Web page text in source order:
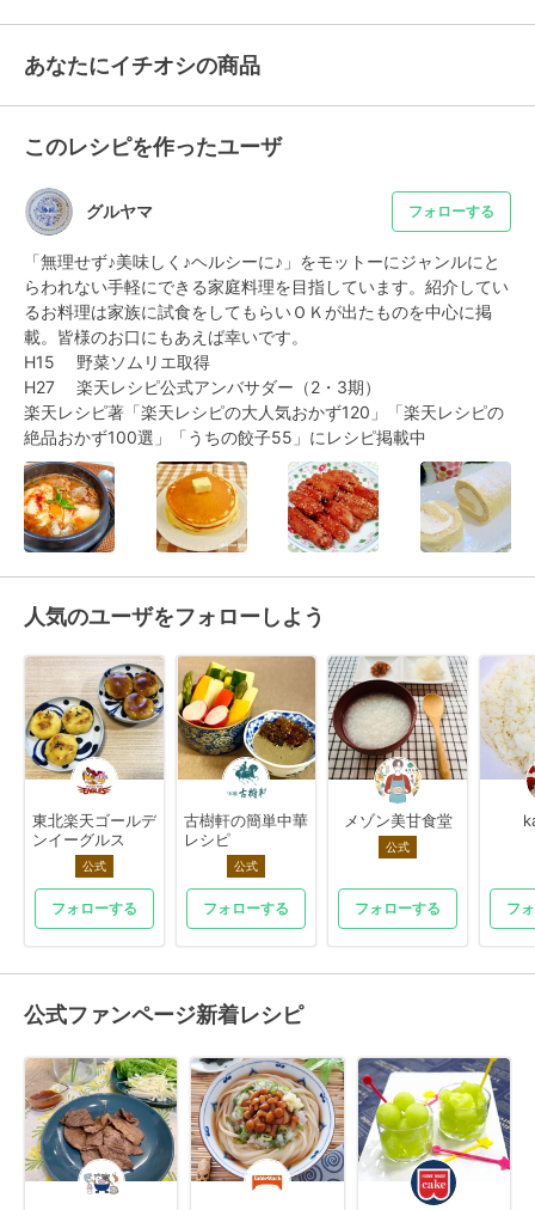
あなたにイチオシの商品
このレシピを作ったユーザ
グルヤマ フォローする
「無理せず♪美味しく♪ヘルシーに♪」をモットーにジャンルにと
らわれない手軽にできる家庭料理を目指しています。紹介してい
るお料理は家族に試食をしてもらいＯＫが出たものを中心に掲
載。皆様のお口にもあえば幸いです。
H15　 野菜ソムリエ取得
H27　 楽天レシピ公式アンバサダー（2・3期）
楽天レシピ著「楽天レシピの大人気おかず120」「楽天レシピの
絶品おかず100選」「うちの餃子55」にレシピ掲載中
人気のユーザをフォローしよう
東北楽天ゴールデ
ンイーグルス
公式
フォローする
古樹軒の簡単中華
レシピ
公式
フォローする
メゾン美甘食堂
公式
フォローする フ
公式ファンページ新着レシピ